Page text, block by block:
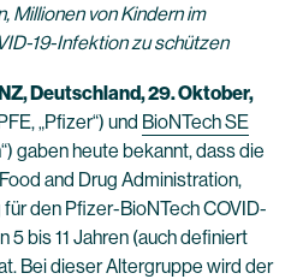
Millionen von Kindern im
19-Infektion zu schützen
Deutschland, 29. Oktober,
„Pfizer“) und BioNTech SE
gaben heute bekannt, dass die
and Drug Administration,
für den Pfizer-BioNTech COVID-
5 bis 11 Jahren (auch definiert
Bei dieser Altergruppe wird der